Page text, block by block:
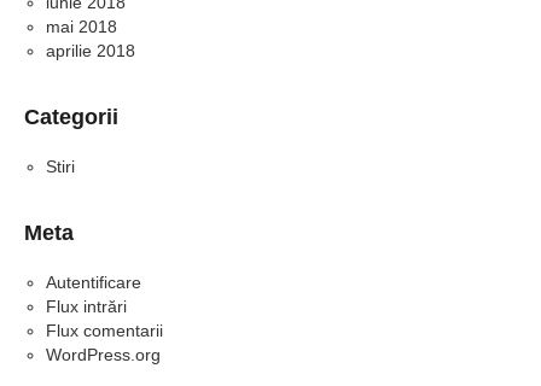
mai 2018
aprilie 2018
Categorii
Stiri
Meta
Autentificare
Flux intrări
Flux comentarii
WordPress.org